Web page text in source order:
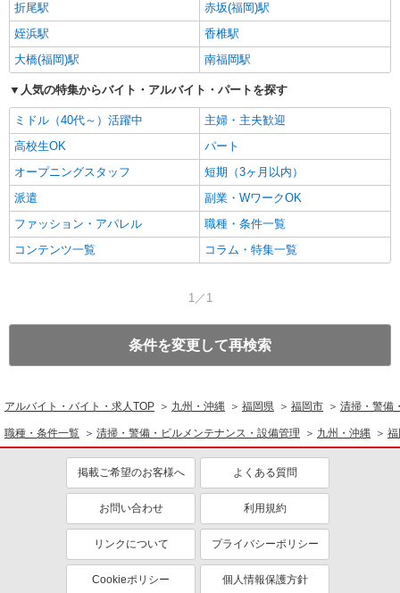
折尾駅
赤坂(福岡)駅
姪浜駅
香椎駅
大橋(福岡)駅
南福岡駅
人気の特集からバイト・アルバイト・パートを探す
ミドル（40代～）活躍中
主婦・主夫歓迎
高校生OK
パート
オープニングスタッフ
短期（3ヶ月以内）
派遣
副業・WワークOK
ファッション・アパレル
職種・条件一覧
コンテンツ一覧
コラム・特集一覧
1／1
条件を変更して再検索
アルバイト・バイト・求人TOP 九州・沖縄 福岡県 福岡市 清掃・警備
職種・条件一覧 清掃・警備・ビルメンテナンス・設備管理 九州・沖縄
掲載ご希望のお客様へ よくある質問
お問い合わせ 利用規約
リンクについて プライバシーポリシー
Cookieポリシー 個人情報保護方針